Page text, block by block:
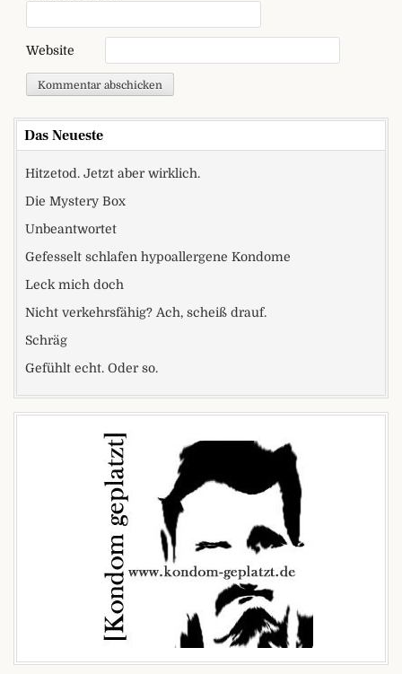
Website
Das Neueste
Hitzetod. Jetzt aber wirklich.
Die Mystery Box
Unbeantwortet
Gefesselt schlafen hypoallergene Kondome
Leck mich doch
Nicht verkehrsfähig? Ach, scheiß drauf.
Schräg
Gefühlt echt. Oder so.